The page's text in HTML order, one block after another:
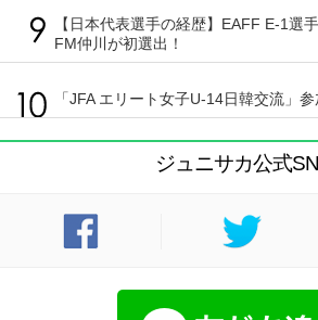
【日本代表選手の経歴】EAFF E-1選
FM仲川が初選出！
「JFA エリート女子U-14日韓交流」
ジュニサカ公式